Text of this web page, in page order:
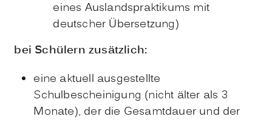
eines Auslandspraktikums mit
deutscher Übersetzung)
bei Schülern zusätzlich:
eine aktuell ausgestellte
Schulbescheinigung (nicht älter als 3
Monate), der die Gesamtdauer und der